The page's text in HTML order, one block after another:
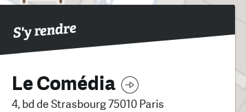
S'y rendre
Le Comédia
4, bd de Strasbourg 75010 Paris